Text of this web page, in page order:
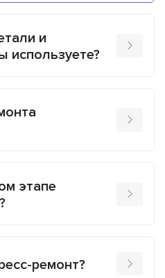
и
используете?
этапе
ремонт?